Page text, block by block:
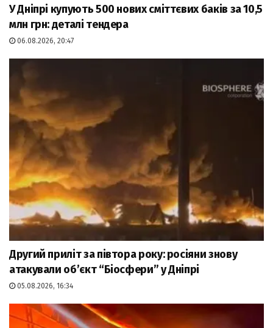
У Дніпрі купують 500 нових сміттєвих баків за 10,5
млн грн: деталі тендера
06.08.2026, 20:47
Другий приліт за півтора року: росіяни знову
атакували об’єкт “Біосфери” у Дніпрі
05.08.2026, 16:34